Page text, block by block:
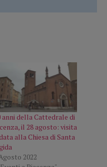
anni della Cattedrale di
il 28 agosto: visita
alla Chiesa di Santa
2022